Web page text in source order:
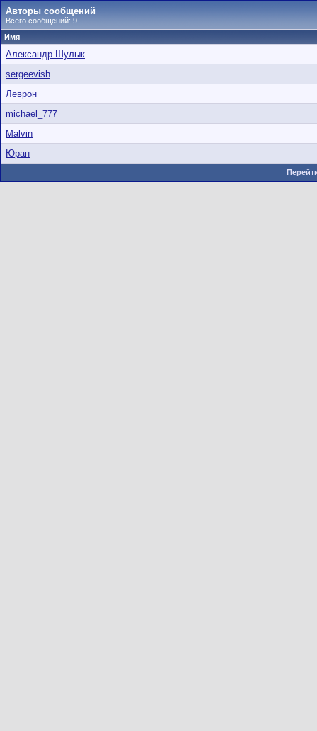
Авторы сообщений
Всего сообщений: 9
Имя
Александр Шулык
sergeevish
Леврон
michael_777
Malvin
Юран